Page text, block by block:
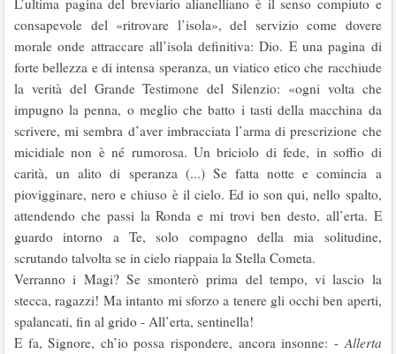
L’ultima pagina del breviario alianelliano è il senso compiuto e
consa­pevole del «ritrovare l’isola», del servizio come dovere
morale onde at­traccare all’isola definitiva: Dio. E una pagina di
forte bellezza e di intensa speranza, un viatico etico che racchiude
la verità del Grande Testimone del Silenzio: «ogni volta che
impugno la penna, o meglio che batto i tasti della macchina da
scrivere, mi sembra d’aver imbracciata l’arma di prescrizione che
micidiale non è né rumorosa. Un briciolo di fede, in soffio di
carità, un alito di speranza (...) Se fatta notte e comincia a
piovigginare, nero e chiuso è il cielo. Ed io son qui, nello spalto,
attendendo che passi la Ronda e mi trovi ben desto, all’erta. E
guardo intorno a Te, solo compagno della mia solitudine,
scrutando talvolta se in cielo riappaia la Stella Cometa.
Verranno i Magi? Se smonterò prima del tempo, vi lascio la
stecca, ra­gazzi! Ma intanto mi sforzo a tenere gli occhi ben aperti,
spalancati, fin al grido - All’erta, sentinella!
E fa, Signore, ch’io possa rispondere, ancora insonne: -Allerta